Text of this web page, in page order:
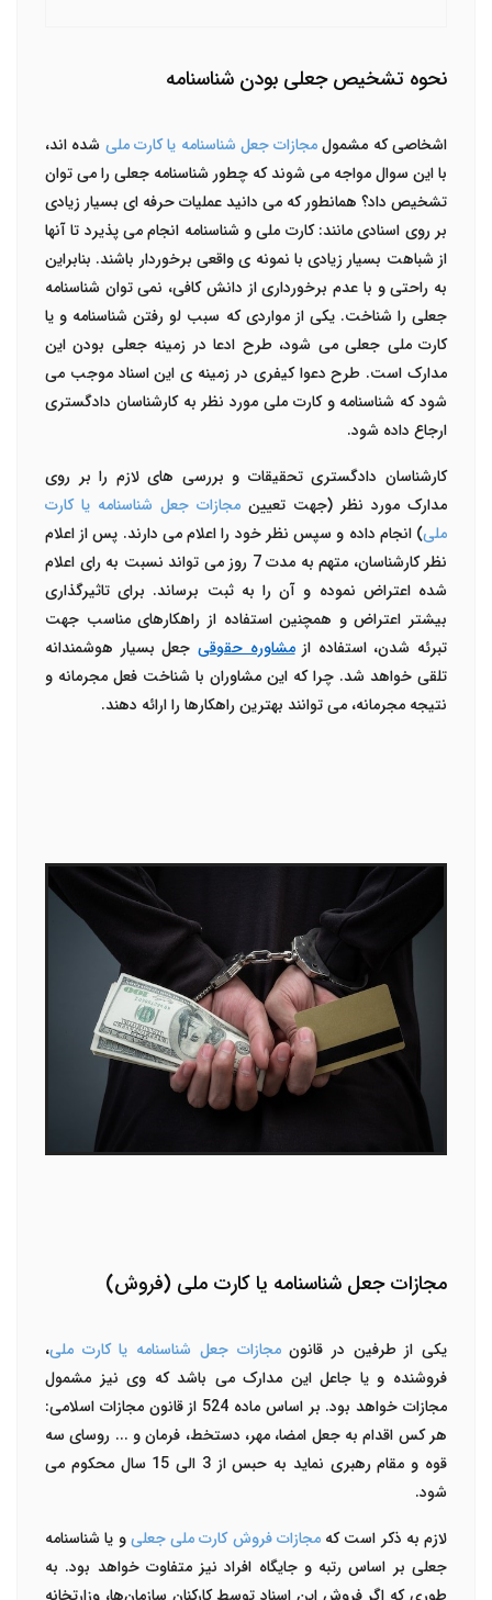
نحوه تشخیص جعلی بودن شناسنامه
اشخاصی که مشمولمجازات جعل شناسنامه یا کارت ملی شده‌ اند،
با این سوال مواجه می شوند که چطور شناسنامه جعلی را می توان
تشخیص داد؟ همانطور که می دانید عملیات حرفه ای بسیار زیادی
بر روی اسنادی مانند: کارت ملی و شناسنامه انجام می پذیرد تا آنها
از شباهت بسیار زیادی با نمونه ی واقعی برخوردار باشند. بنابراین
به راحتی و با عدم برخورداری از دانش کافی، نمی توان شناسنامه
جعلی را شناخت. یکی از مواردی که سبب لو رفتن شناسنامه و یا
کارت ملی جعلی می شود، طرح ادعا در زمینه جعلی بودن این
مدارک است. طرح دعوا کیفری در زمینه ی این اسناد موجب می
شود که شناسنامه و کارت ملی مورد نظر به کارشناسان دادگستری
ارجاع داده شود.
کارشناسان دادگستری تحقیقات و بررسی ‌های لازم را بر روی
مدارک مورد نظر (جهت تعیین مجازات جعل شناسنامه یا کارت
ملی) انجام داده و سپس نظر خود را اعلام می ‌دارند. پس از اعلام
نظر کارشناسان، متهم به مدت 7 روز می‌ تواند نسبت به رای اعلام
شده اعتراض نموده و آن را به ثبت برساند. برای تاثیرگذاری
بیشتر اعتراض و همچنین استفاده از راهکارهای مناسب جهت
تبرئه شدن، استفاده ازمشاوره حقوقی جعل بسیار هوشمندانه
تلقی خواهد شد. چرا که این مشاوران با شناخت فعل مجرمانه و
نتیجه مجرمانه، می توانند بهترین راهکارها را ارائه دهند.
مجازات جعل شناسنامه یا کارت ملی (فروش)
یکی از طرفین در قانونمجازات جعل شناسنامه یا کارت ملی،
فروشنده و یا جاعل این مدارک می باشد که وی نیز مشمول
مجازات خواهد بود. بر اساس ماده 524 از قانون مجازات اسلامی:
هر کس اقدام به جعل امضا، مهر، دستخط، فرمان و ... روسای سه
قوه و مقام رهبری نماید به حبس از 3 الی 15 سال محکوم می
شود.
لازم به ذکر است کهمجازات فروش کارت ملی جعلیو یا شناسنامه
جعلی بر اساس رتبه و جایگاه افراد نیز متفاوت خواهد بود. به